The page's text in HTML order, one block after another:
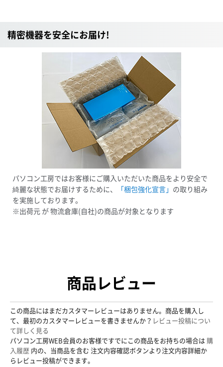
精密機器を安全にお届け!
パソコン工房ではお客様にご購入いただいた商品をより安全で
綺麗な状態でお届けするために、
「梱包強化宣言」 の取り組み
を実施しております。
※出荷元 が 物流倉庫(自社)の商品が対象となります
商品レビュー
この商品にはまだカスタマーレビューはありません。商品を購入し
て、最初のカスタマーレビューを書きませんか？ レビュー投稿につい
て詳しく見る
パソコン工房WEB会員のお客様ですでにこの商品をお持ちの場合は 購
入履歴 内の、当商品を含む 注文内容確認ボタンより注文内容詳細か
らレビュー投稿ができます。